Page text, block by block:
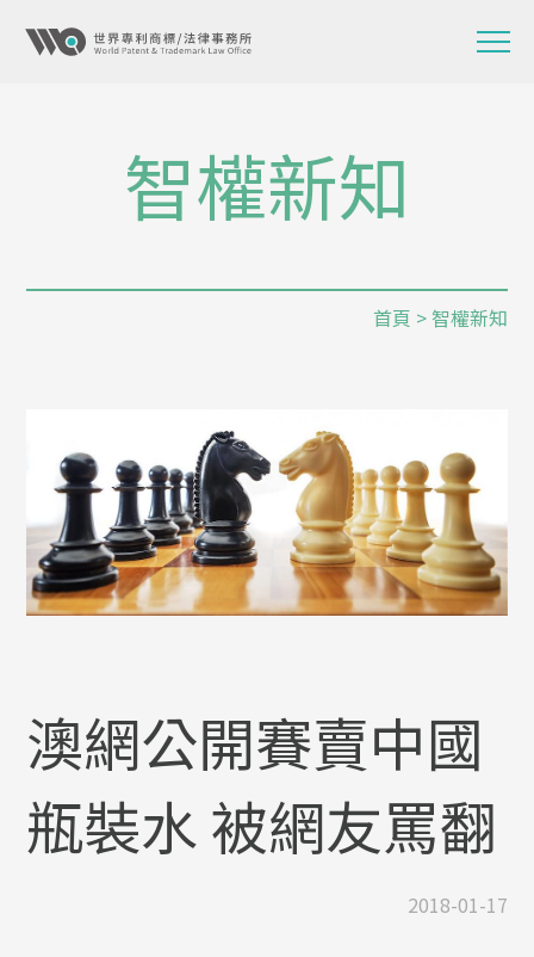
智權新知
首頁 > 智權新知
澳網公開賽賣中國
瓶裝水 被網友罵翻
2018-01-17